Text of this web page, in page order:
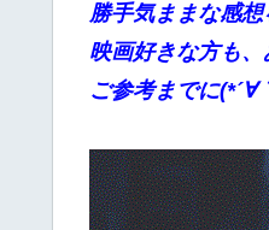
勝手気ままな感
映画好きな方も
ご参考までに(*´∀